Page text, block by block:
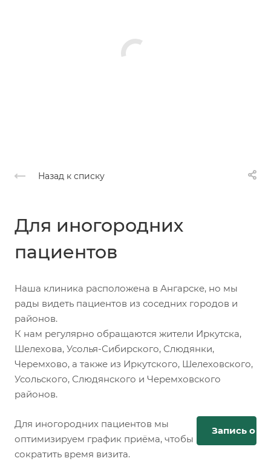
Назад к списку
Для иногородних
пациентов
Наша клиника расположена в Ангарске, но мы
рады видеть пациентов из соседних городов и
районов.
К нам регулярно обращаются жители Иркутска,
Шелехова, Усолья-Сибирского, Слюдянки,
Черемхово, а также из Иркутского, Шелеховского,
Усольского, Слюдянского и Черемховского
районов.
Для иногородних пациентов мы
оптимизируем график приёма, чтобы
сократить время визита.
Запись